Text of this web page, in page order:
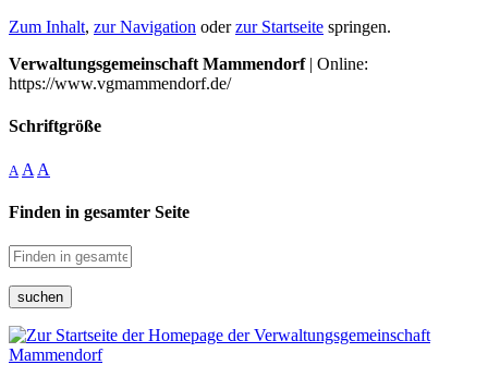
Zum Inhalt, zur Navigation oderzur Startseite springen.
Verwaltungsgemeinschaft Mammendorf| Online:
https://www.vgmammendorf.de/
Schriftgröße
A A A
Finden in gesamter Seite
suchen